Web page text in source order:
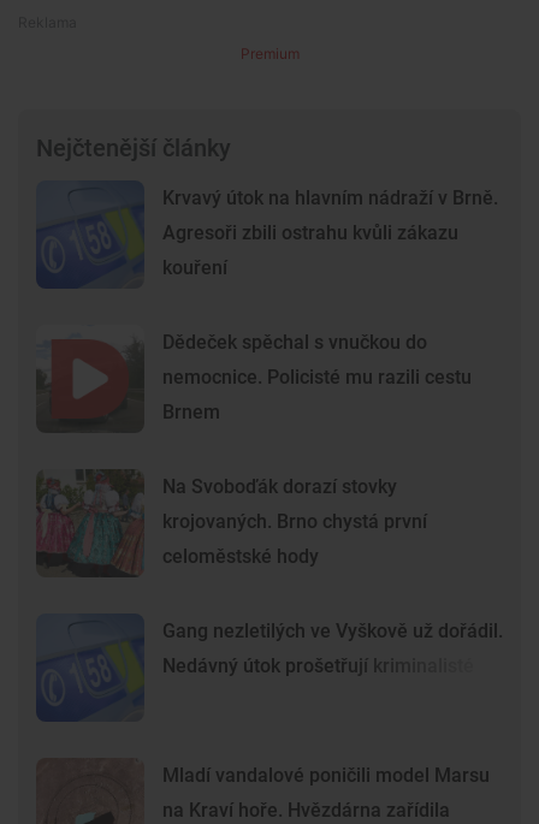
Premium
Nejčtenější články
Krvavý útok na hlavním nádraží v Brně.
Agresoři zbili ostrahu kvůli zákazu
kouření
Dědeček spěchal s vnučkou do
nemocnice. Policisté mu razili cestu
Brnem
Na Svoboďák dorazí stovky
krojovaných. Brno chystá první
celoměstské hody
Gang nezletilých ve Vyškově už dořádil.
Nedávný útok prošetřují kriminalisté
Mladí vandalové poničili model Marsu
na Kraví hoře. Hvězdárna zařídila